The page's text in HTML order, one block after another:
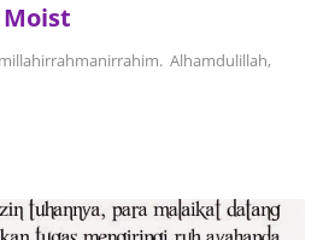
Moist
Alhamdulillah,